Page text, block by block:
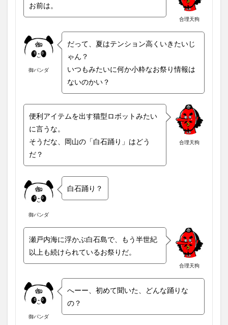
合理天狗
お前は。
御パンダ
だって、夏はテンション高くいきたいじ
ゃん？
いつもみたいに何か小粋なお祭り情報は
ないのかい？
合理天狗
便利アイテムを出す猫型ロボットみたい
に言うな。
そうだな、岡山の「白石踊り」はどう
だ？
御パンダ
白石踊り？
合理天狗
瀬戸内海に浮かぶ白石島で、もう半世紀
以上も続けられているお祭りだ。
御パンダ
へーー、初めて聞いた、どんな踊りな
の？